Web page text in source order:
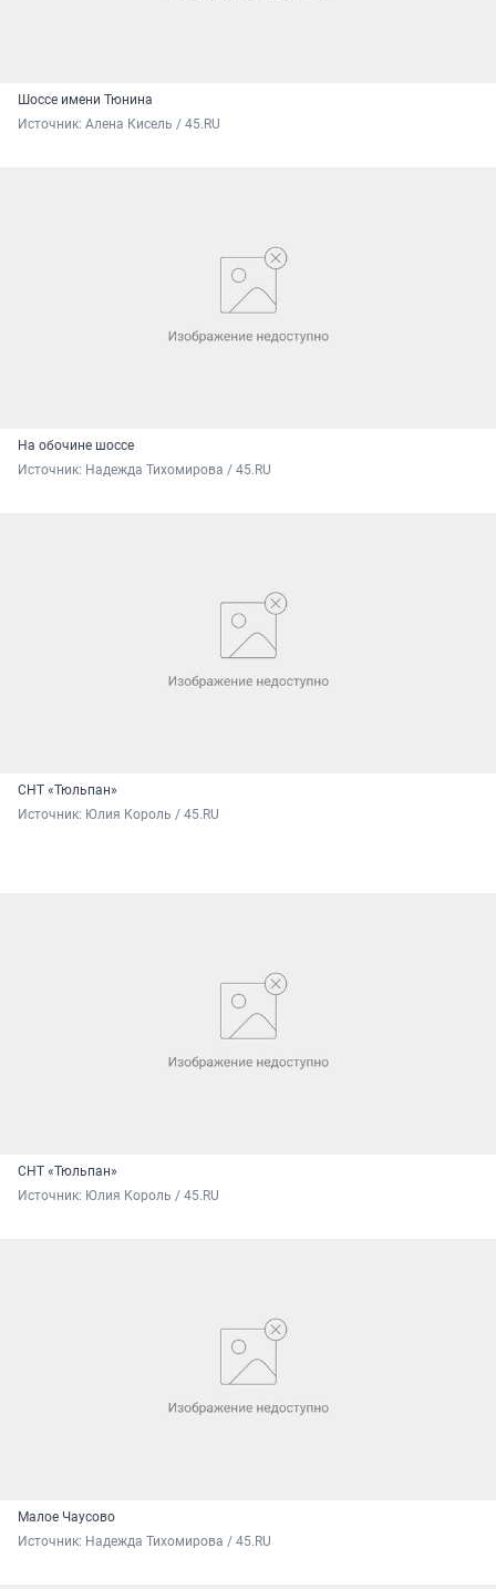
Шоссе имени Тюнина
Источник: Алена Кисель / 45.RU
На обочине шоссе
Источник: Надежда Тихомирова / 45.RU
СНТ «Тюльпан»
Источник: Юлия Король / 45.RU
СНТ «Тюльпан»
Источник: Юлия Король / 45.RU
Малое Чаусово
Источник: Надежда Тихомирова / 45.RU